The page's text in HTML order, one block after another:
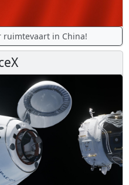
ruimtevaart in China!